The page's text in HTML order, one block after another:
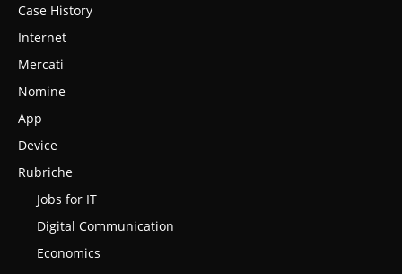
Case History
Internet
Mercati
Nomine
App
Device
Rubriche
Jobs for IT
Digital Communication
Economics